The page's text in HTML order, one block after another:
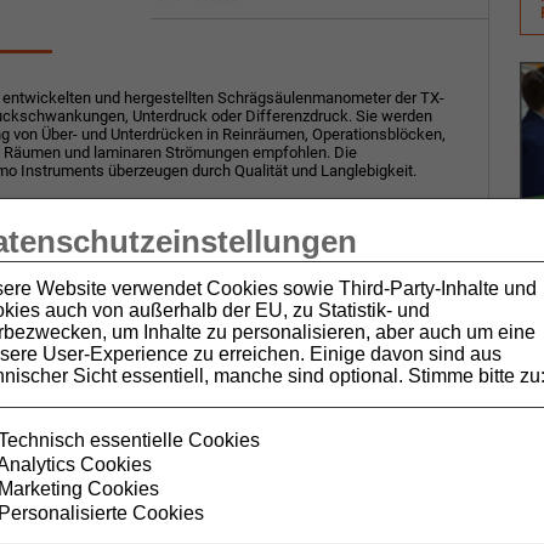
Website verwendet Cookies sowie Third-Party-Inhalte und
auch von außerhalb der EU, zu Statistik- und
um Inhalte zu personalisieren, aber auch um eine
User-Experience zu erreichen. Einige davon sind aus
Sicht essentiell, manche sind optional. Stimme bitte zu:
essentielle Cookies
Cookies
Marketing Cookies
Personalisierte Cookies
und hergestellten Schrägsäulenmanometer der TX-
Unterdruck oder Differenzdruck. Sie werden
von Über- und Unterdrücken in Reinräumen, Operationsblöcken,
und laminaren Strömungen empfohlen. Die
Instruments überzeugen durch Qualität und Langlebigkeit.
wird der Druck durch Verschieben einer Flüssigkeitssäule
bis etwa zur Hälfte mit der Messflüssigkeit befüllt. Wenn
den beiden Anschlüssen anliegt, verschiebt sich die
mit dem geringeren Druck. Der Niveauunterschied ist das Maß
TX
Schrägrohr
Pa